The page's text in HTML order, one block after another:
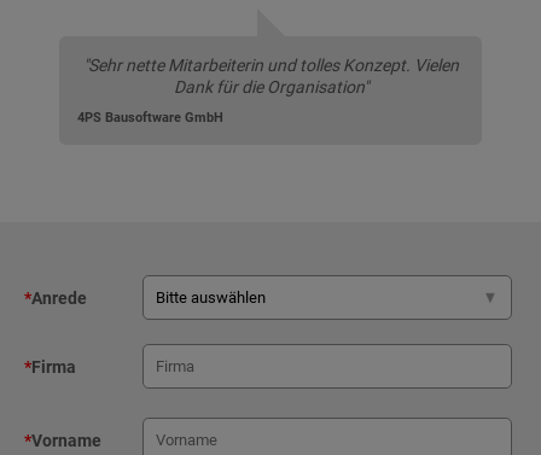
"Sehr nette Mitarbeiterin und tolles Konzept. Vielen
Dank für die Organisation"
4PS Bausoftware GmbH
*Anrede
*Firma
*Vorname